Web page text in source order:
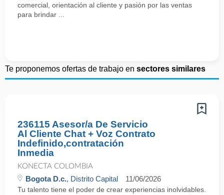
comercial, orientación al cliente y pasión por las ventas
para brindar ...
Te proponemos ofertas de trabajo en sectores similares
236115 Asesor/a De Servicio
Al Cliente Chat + Voz Contrato
Indefinido,contratación
Inmedia
KONECTA COLOMBIA
Bogota D.c., Distrito Capital 11/06/2026
Tu talento tiene el poder de crear experiencias inolvidables.